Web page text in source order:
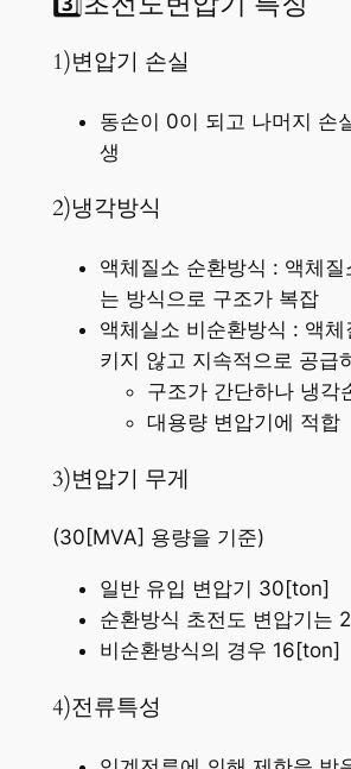
1)변압기 손실
동손이 0이 되고 나머지 손
생
2)냉각방식
액체질소 순환방식 : 액체질
는 방식으로 구조가 복잡
액체실소 비순환방식 : 액체
키지 않고 지속적으로 공급
구조가 간단하나 냉각
대용량 변압기에 적합
3)변압기 무게
(30[MVA] 용량을 기준)
일반 유입 변압기 30[ton]
순환방식 초전도 변압기는
비순환방식의 경우 16[ton]
4)전류특성